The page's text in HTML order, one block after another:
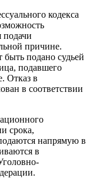
кодекса
подачи
причине.
быть подано судьей
подавшего
Отказ в
в соответствии
срока,
напрямую в
в